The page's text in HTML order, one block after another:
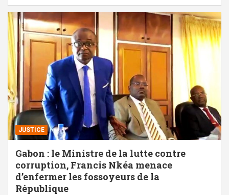
JUSTICE
Gabon : le Ministre de la lutte contre
corruption, Francis Nkéa menace
d’enfermer les fossoyeurs de la
République